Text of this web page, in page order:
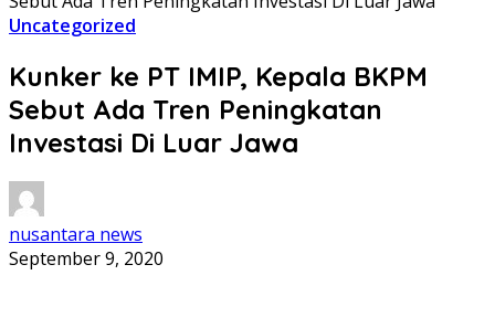
Uncategorized
Kunker ke PT IMIP, Kepala BKPM
Sebut Ada Tren Peningkatan
Investasi Di Luar Jawa
nusantara news
September 9, 2020